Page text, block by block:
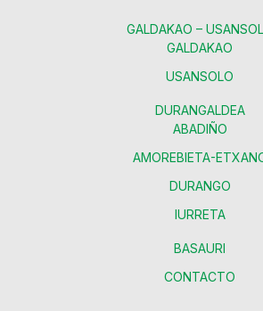
GALDAKAO –
GALDAKAO
USANSOLO
DURANGALDEA
ABADIÑO
AMOREBIETA-
DURANGO
IURRETA
BASAURI
CONTACTO